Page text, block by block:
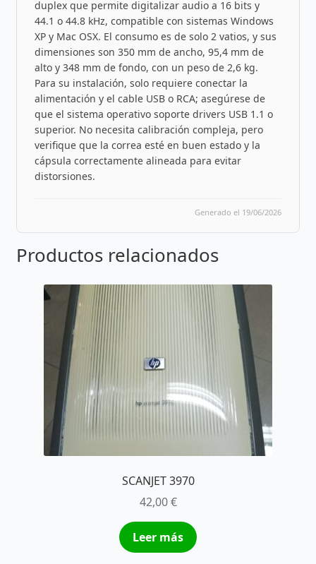
duplex que permite digitalizar audio a 16 bits y
44.1 o 44.8 kHz, compatible con sistemas Windows
XP y Mac OSX. El consumo es de solo 2 vatios, y sus
dimensiones son 350 mm de ancho, 95,4 mm de
alto y 348 mm de fondo, con un peso de 2,6 kg.
Para su instalación, solo requiere conectar la
alimentación y el cable USB o RCA; asegúrese de
que el sistema operativo soporte drivers USB 1.1 o
superior. No necesita calibración compleja, pero
verifique que la correa esté en buen estado y la
cápsula correctamente alineada para evitar
distorsiones.
Generado el 19/06/2026
Productos relacionados
SCANJET 3970
42,00€
Leer más